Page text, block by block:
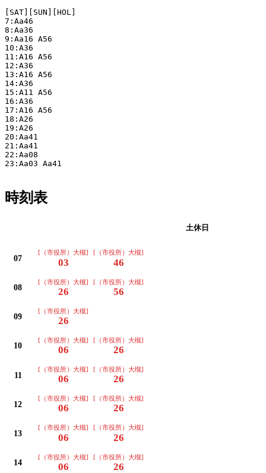
[SAT][SUN][HOL]
7:Aa46
8:Aa36
9:Aa16 A56
10:A36
11:A16 A56
12:A36
13:A16 A56
14:A36
15:A11 A56
16:A36
17:A16 A56
18:A26
19:A26
20:Aa41
21:Aa41
22:Aa08
23:Aa03 Aa41
時刻表
土休日
07
[（市役所）大槻]
03
[（市役所）大槻]
46
08
[（市役所）大槻]
26
[（市役所）大槻]
56
09
[（市役所）大槻]
26
10
[（市役所）大槻]
06
[（市役所）大槻]
26
11
[（市役所）大槻]
06
[（市役所）大槻]
26
12
[（市役所）大槻]
06
[（市役所）大槻]
26
13
[（市役所）大槻]
06
[（市役所）大槻]
26
14
[（市役所）大槻]
06
[（市役所）大槻]
26